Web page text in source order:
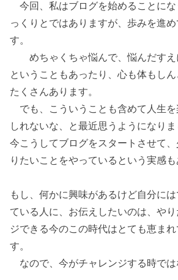
今回、私はブログを始めることにな
っくりとではありますが、歩みを進
す。
めちゃくちゃ悩んで、悩んだすえ
ということもあったり、心も体もし
たくさんあります。
でも、こういうことも含めて人生を
しれないな、と最近思うようになりま
今こうしてブログをスタートさせて
りたいことをやっているという実感も
もし、何かに興味があるけど自分に
ている人に、お伝えしたいのは、や
ジできる今のこの時代はとても恵ま
す。
なので、今がチャレンジする時では